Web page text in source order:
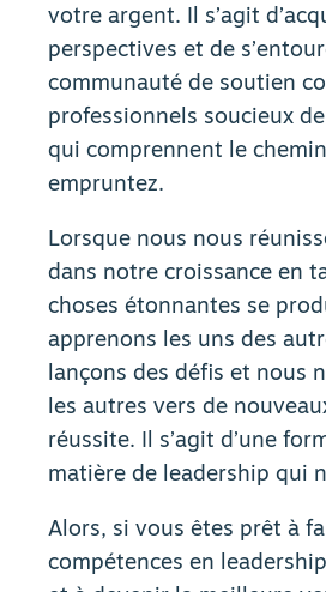
votre argent. Il s’agit
perspectives et de
communauté de soutien
professionnels soucieux
qui comprennent le
empruntez.
Lorsque nous nous
dans notre croissance en
choses étonnantes se
apprenons les uns des
lançons des défis et nous
les autres vers de
réussite. Il s’agit d’une
matière de leadership qui
Alors, si vous êtes prêt à
compétences en